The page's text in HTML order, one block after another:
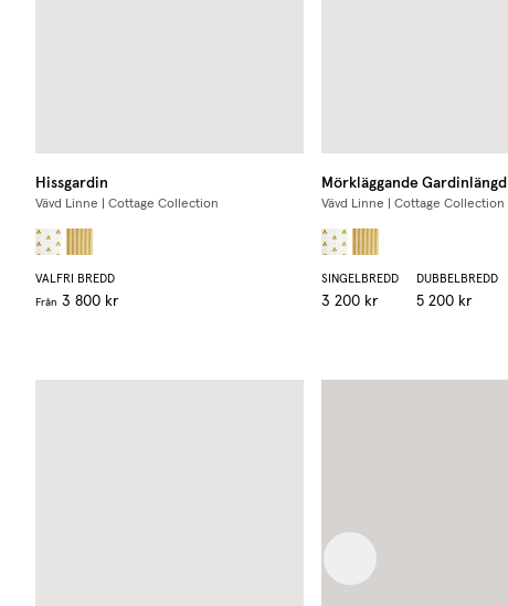
Hissgardin
Vävd Linne | Cottage Collection
VALFRI BREDD
Från 3 800 kr
Mörkläggande Gardinlängd
Vävd Linne | Cottage Collection
SINGELBREDD
3 200 kr
DUBBELBREDD
5 200 kr
Previous image